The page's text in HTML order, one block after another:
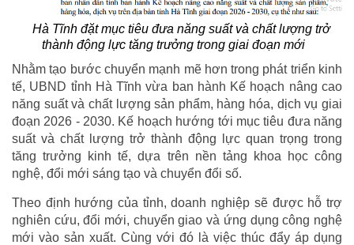
Hà Tĩnh đặt mục tiêu đưa năng suất và chất lượng trở
thành động lực tăng trưởng trong giai đoạn mới
Nhằm tạo bước chuyển mạnh mẽ hơn trong phát triển kinh
tế, UBND tỉnh Hà Tĩnh vừa ban hành Kế hoạch nâng cao
năng suất và chất lượng sản phẩm, hàng hóa, dịch vụ giai
đoạn 2026 - 2030. Kế hoạch hướng tới mục tiêu đưa năng
suất và chất lượng trở thành động lực quan trọng trong
tăng trưởng kinh tế, dựa trên nền tảng khoa học công
nghệ, đổi mới sáng tạo và chuyển đổi số.
Theo định hướng của tỉnh, doanh nghiệp sẽ được hỗ trợ
nghiên cứu, đổi mới, chuyển giao và ứng dụng công nghệ
mới vào sản xuất. Cùng với đó là việc thúc đẩy áp dụng